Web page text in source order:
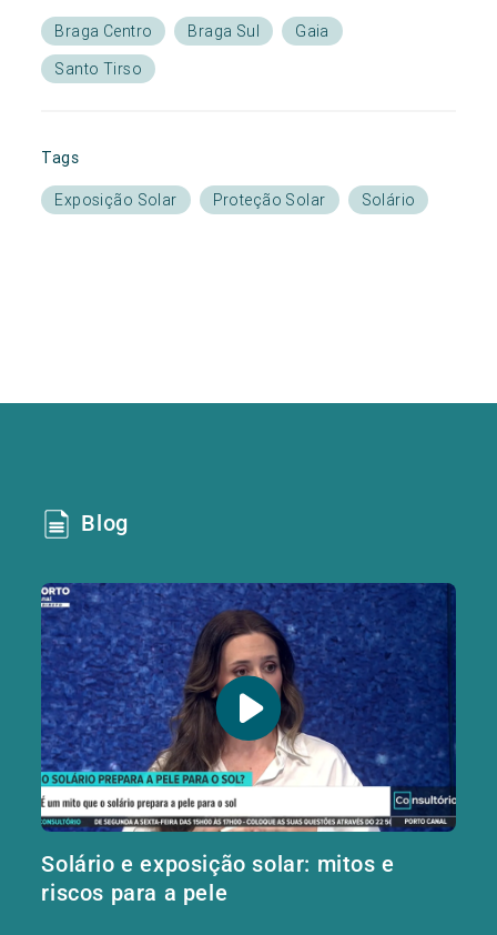
Braga Centro Braga Sul
Gaia
Santo Tirso
Tags
Exposição Solar Proteção Solar Solário
Blog
Solário e exposição solar: mitos e
riscos para a pele